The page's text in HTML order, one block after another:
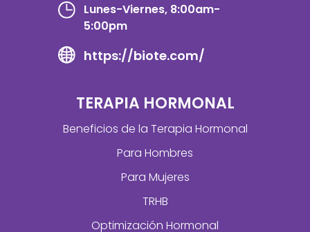
Lunes-Viernes, 8:00am-
5:00pm
https://biote.com/
TERAPIA HORMONAL
Beneficios de la Terapia Hormonal
Para Hombres
Para Mujeres
TRHB
Optimización Hormonal